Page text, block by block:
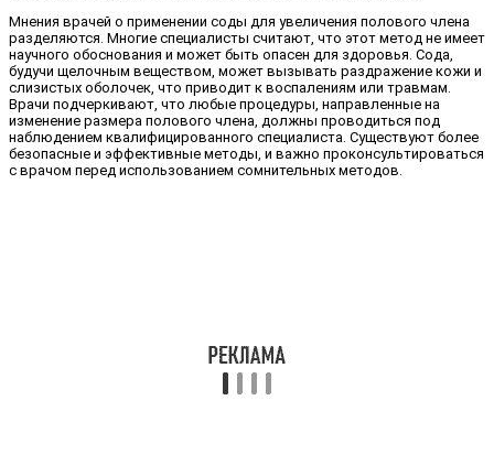
Мнения врачей о применении соды для увеличения полового члена
разделяются. Многие специалисты считают, что этот метод не имеет
научного обоснования и может быть опасен для здоровья. Сода,
будучи щелочным веществом, может вызывать раздражение кожи и
слизистых оболочек, что приводит к воспалениям или травмам.
Врачи подчеркивают, что любые процедуры, направленные на
изменение размера полового члена, должны проводиться под
наблюдением квалифицированного специалиста. Существуют более
безопасные и эффективные методы, и важно проконсультироваться
с врачом перед использованием сомнительных методов.